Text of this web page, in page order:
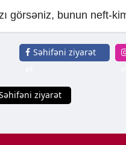
görsəniz, bunun neft-
Səhifəni ziyarət
ziyarət